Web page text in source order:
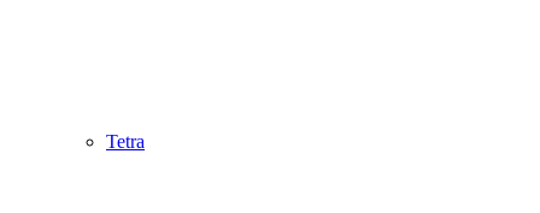
Tetra